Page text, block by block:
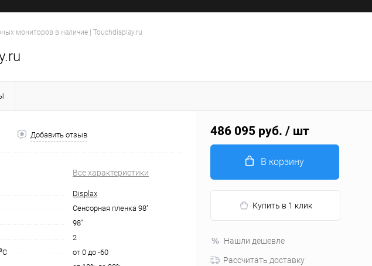
мониторов в наличие | Touchdisplay.ru
Добавить отзыв
Все характеристики
Displax
Сенсорная пленка 98"
98"
2
от 0 до -60
486 095 руб. / шт
В корзину
Купить в 1 клик
Нашли дешевле
Рассчитать доставку